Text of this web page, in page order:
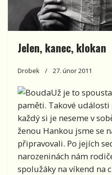
Jelen, kanec, klokan
Drobek 27. únor 2011
Už je to
paměti. Takové
každý si je neseme v
ženou Hankou jsme se
připravovali. Po jejích
narozeninách nám
spolužáky na víkend na